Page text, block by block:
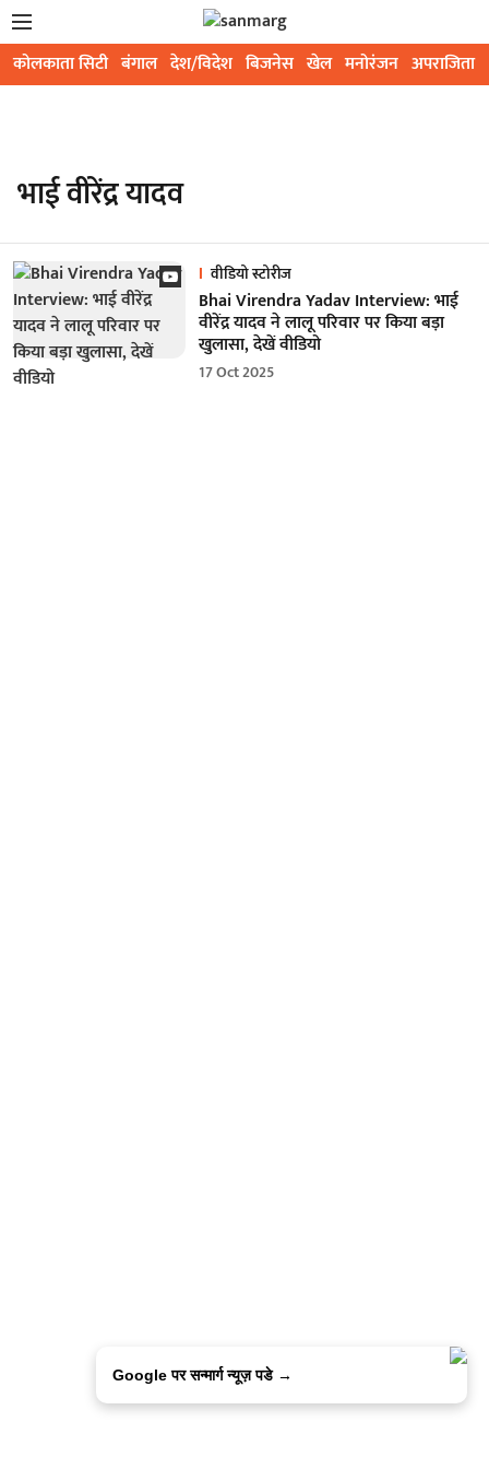
कोलकाता सिटी बंगाल देश/विदेश बिजनेस खेल मनोरंजन अपराजिता
भाई वीरेंद्र यादव
वीडियो स्टोरीज
Bhai Virendra Yadav Interview: भाई
वीरेंद्र यादव ने लालू परिवार पर किया बड़ा
खुलासा, देखें वीडियो
17 Oct 2025
Google पर सन्मार्ग न्यूज़ पडे →